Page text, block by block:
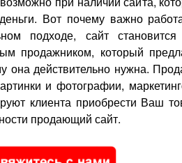
Вот почему важно
подходе, сайт
продажником, который
она действительно нужна.
и фотографии,
клиента приобрести Ваш
продающий сайт.